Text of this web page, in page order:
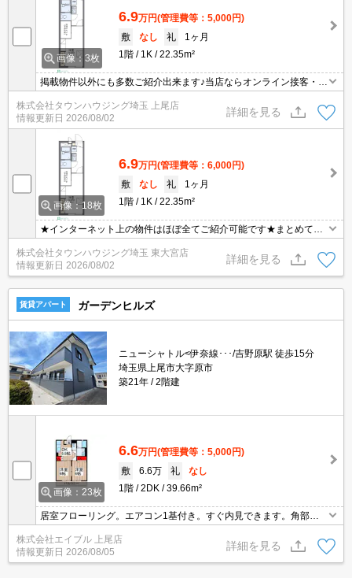
画像：3枚
6.9万円(管理費等：5,000円)
敷
なし 礼
1ヶ月
1階
1K 22.35m²
掲載物件以外にも多数ご紹介出来ます♪当店ならオンライン接客・内
見可能です！メールでのお問い合わせの際は、電話番号も記載頂き
ますとスムーズに御対応できます♪
株式会社タウンハウジング埼玉 上尾店
情報更新日 2026/08/02
詳細を見る
画像：18枚
6.9万円(管理費等：6,000円)
敷
なし 礼
1ヶ月
1階
1K 22.35m²
★インターネット上の物件はほぼ全てご紹介可能です★まとめてご
紹介致します★お部屋探しは情報量地域No１の★タウンハウジング
東大宮店まで★
株式会社タウンハウジング埼玉 東大宮店
情報更新日 2026/08/02
詳細を見る
賃貸アパート ガーデンヒルズ
ニューシャトル<伊奈線･･･/吉野原駅 徒歩15分
埼玉県上尾市大字原市
築21年
2階建
画像：23枚
6.6万円(管理費等：5,000円)
敷
6.6万 礼
なし
1階
2DK 39.66m²
居室フローリング。エアコン1基付き。すぐ内見できます。角部
屋。追い焚き付き。温水洗浄便座付き。TVモニター付インターホ
ン。シャッター雨戸付き。ダブルロック、ディンプルキー。シャワ
ー付独立洗面台。
株式会社エイブル 上尾店
情報更新日 2026/08/05
詳細を見る